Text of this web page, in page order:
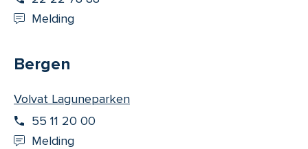
Melding
Bergen
Volvat Laguneparken
55 11 20 00
Melding